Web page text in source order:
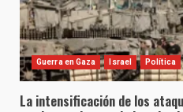
Guerra en Gaza Israel Política
La intensificación de los